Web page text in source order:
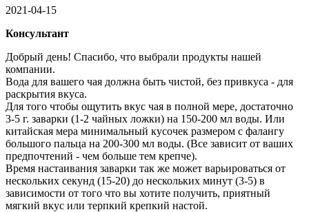
2021-04-15
Консультант
Добрый день! Спасибо, что выбрали продукты нашей
компании.
Вода для вашего чая должна быть чистой, без привкуса - для
раскрытия вкуса.
Для того чтобы ощутить вкус чая в полной мере, достаточно
3-5 г. заварки (1-2 чайных ложки) на 150-200 мл воды. Или
китайская мера минимальный кусочек размером с фалангу
большого пальца на 200-300 мл воды. (Все зависит от ваших
предпочтений - чем больше тем крепче).
Время настаивания заварки так же может варьироваться от
нескольких секунд (15-20) до нескольких минут (3-5) в
зависимости от того что вы хотите получить, приятный
мягкий вкус или терпкий крепкий настой.